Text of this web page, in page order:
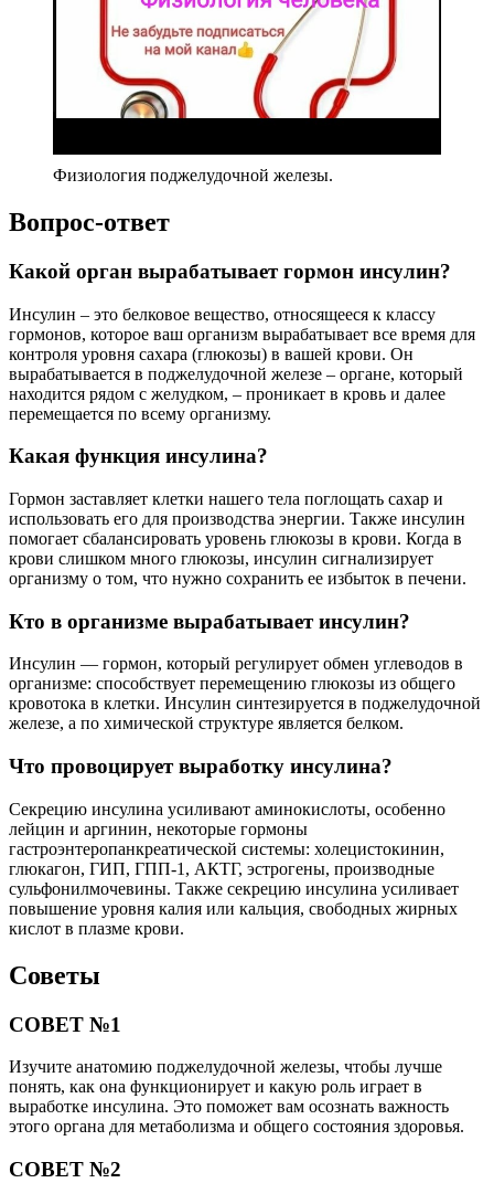
Физиология поджелудочной железы.
Вопрос-ответ
Какой орган вырабатывает гормон инсулин?
Инсулин – это белковое вещество, относящееся к классу
гормонов, которое ваш организм вырабатывает все время для
контроля уровня сахара (глюкозы) в вашей крови. Он
вырабатывается в поджелудочной железе – органе, который
находится рядом с желудком, – проникает в кровь и далее
перемещается по всему организму.
Какая функция инсулина?
Гормон заставляет клетки нашего тела поглощать сахар и
использовать его для производства энергии. Также инсулин
помогает сбалансировать уровень глюкозы в крови. Когда в
крови слишком много глюкозы, инсулин сигнализирует
организму о том, что нужно сохранить ее избыток в печени.
Кто в организме вырабатывает инсулин?
Инсулин — гормон, который регулирует обмен углеводов в
организме: способствует перемещению глюкозы из общего
кровотока в клетки. Инсулин синтезируется в поджелудочной
железе, а по химической структуре является белком.
Что провоцирует выработку инсулина?
Секрецию инсулина усиливают аминокислоты, особенно
лейцин и аргинин, некоторые гормоны
гастроэнтеропанкреатической системы: холецистокинин,
глюкагон, ГИП, ГПП-1, АКТГ, эстрогены, производные
сульфонилмочевины. Также секрецию инсулина усиливает
повышение уровня калия или кальция, свободных жирных
кислот в плазме крови.
Советы
СОВЕТ №1
Изучите анатомию поджелудочной железы, чтобы лучше
понять, как она функционирует и какую роль играет в
выработке инсулина. Это поможет вам осознать важность
этого органа для метаболизма и общего состояния здоровья.
СОВЕТ №2